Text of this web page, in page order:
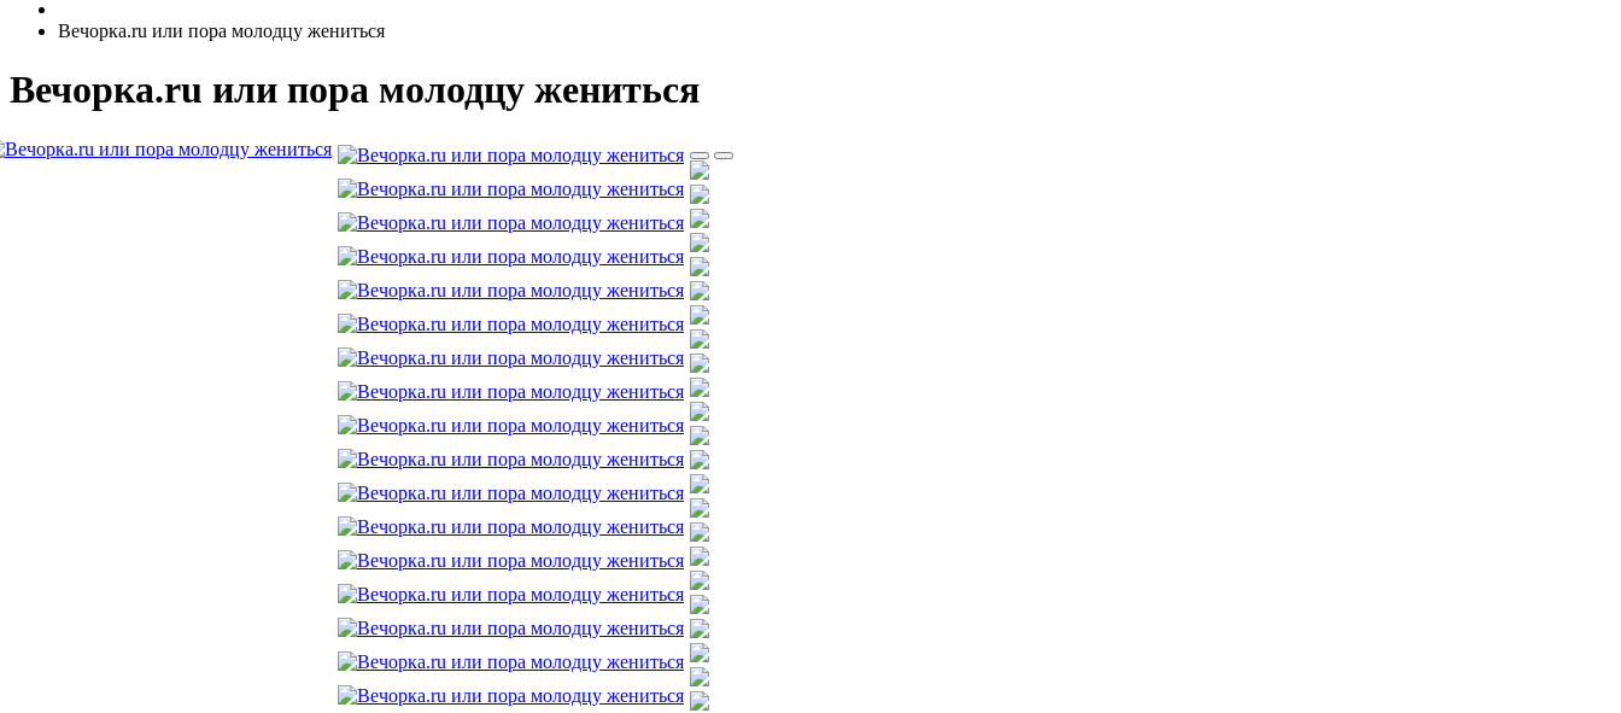
Вечорка.ru или пора молодцу жениться
Вечорка.ru или пора молодцу жениться